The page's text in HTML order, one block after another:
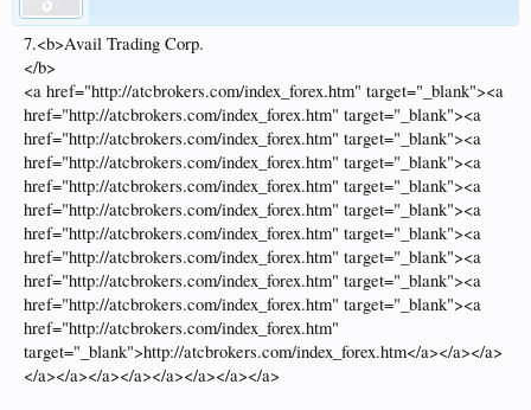
7.<b>Avail Trading Corp.
</b>
<a href="http://atcbrokers.com/index_forex.htm" target="_blank"><a
href="http://atcbrokers.com/index_forex.htm" target="_blank"><a
href="http://atcbrokers.com/index_forex.htm" target="_blank"><a
href="http://atcbrokers.com/index_forex.htm" target="_blank"><a
href="http://atcbrokers.com/index_forex.htm" target="_blank"><a
href="http://atcbrokers.com/index_forex.htm" target="_blank"><a
href="http://atcbrokers.com/index_forex.htm" target="_blank"><a
href="http://atcbrokers.com/index_forex.htm" target="_blank"><a
href="http://atcbrokers.com/index_forex.htm" target="_blank"><a
href="http://atcbrokers.com/index_forex.htm" target="_blank"><a
href="http://atcbrokers.com/index_forex.htm"
target="_blank">http://atcbrokers.com/index_forex.htm</a></a></a>
</a></a></a></a></a></a></a></a>